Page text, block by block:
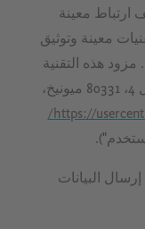
ارتباط معينة
معينة وتوثيق
مزود هذه التقنية
هو شركة Usercentrics GmbH، روزنتال 4، 80331 ميونيخ،
https://
البيانات